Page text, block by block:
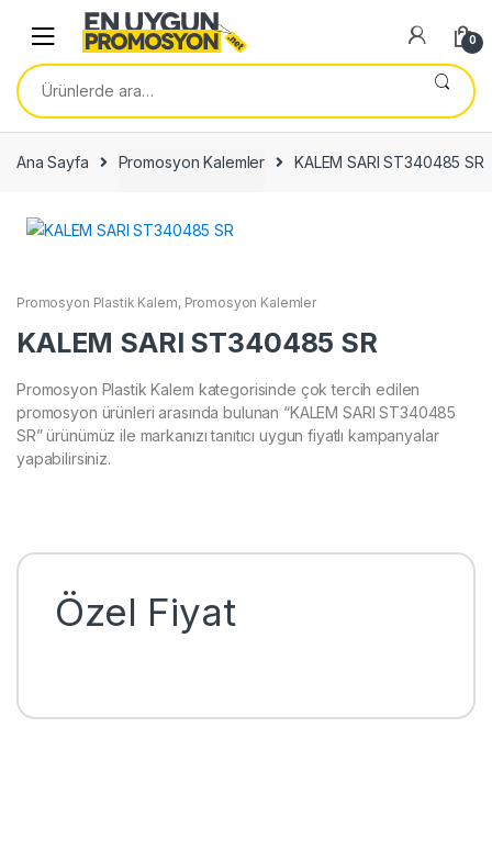
navigation
content
0
Ara:
Ana Sayfa Promosyon Kalemler KALEM SARI ST340485 SR
Promosyon Plastik Kalem, Promosyon Kalemler
KALEM SARI ST340485 SR
Promosyon Plastik Kalem kategorisinde çok tercih edilen
promosyon ürünleri arasında bulunan “KALEM SARI ST340485
SR” ürünümüz ile markanızı tanıtıcı uygun fiyatlı kampanyalar
yapabilirsiniz.
Özel Fiyat